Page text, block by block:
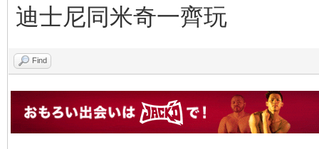
迪士尼同米奇一齊玩
Find